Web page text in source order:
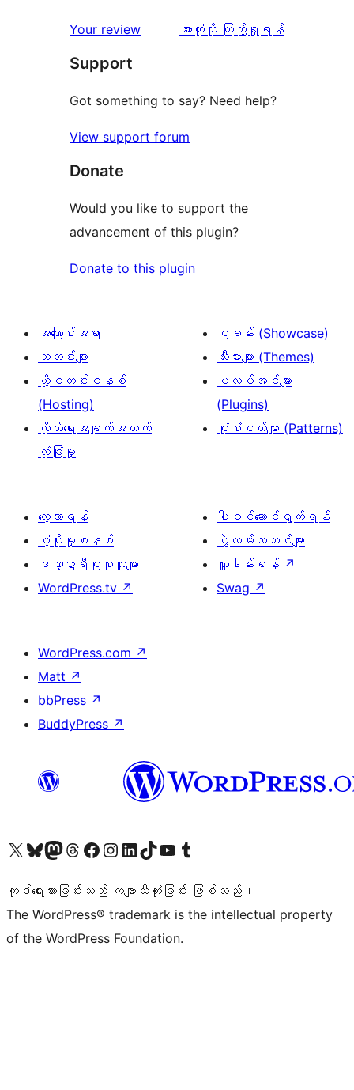
သုံးသပ်
0
စောင်
ပွင့်
သုံးသပ်
ချက်
စောင်
Your review
သုံးသပ်
အားလုံးကို ကြည့်ရှုရန်
Support
Got something to say? Need help?
View support forum
Donate
Would you like to support the
advancement of this plugin?
Donate to this plugin
အကြောင်းအရာ
သတင်းများ
ဟို့စတင်းစနစ်
(Hosting)
ကိုယ်ရေးအချက်အလက်
လုံခြုံမှု
ပြခန်း (Showcase)
သီးမားများ (Themes)
ပလပ်အင်များ
(Plugins)
ပုံစံငယ်များ (Patterns)
လေ့လာရန်
ပံ့ပိုးမှုစနစ်
ဒဏ္ဍာရီပြုစုသူများ
WordPress.tv ↗
ပါဝင်ဆောင်ရွက်ရန်
ပွဲလမ်းသဘင်များ
လှူဒါန်းရန် ↗
Swag ↗
WordPress.com ↗
Matt ↗
bbPress ↗
BuddyPress ↗
ကျွန်ုပ်တို့၏ X (ယခင် Twitter) အကောင့်သို့ သွားရောက်ကြည့်ရှုပါကျွန်ုပ်တို့၏ Bluesky အကောင့်သို့ ဝင်ရောက်ကြည့်ရှုရန်
ကျွန်ုပ်တို့၏ Mastodon အကောင့်သို့ သွားရောက်ကြည့်ရှုပါကျွန်ုပ်တို့၏ Threads အကောင့်သို့ ဝင်ရောက်ကြည့်ရှုရန်
ကျွန်ုပ်တို့၏ Facebook စာမျက်နှာသို့ သွားရောက်ကြည့်ရှုပါကျွန်ုပ်တို့၏ Instagram အကောင့်သို့ သွားရောက်ကြည့်ရှုပါ ကျွန်ုပ်တို့၏ LinkedIn အကောင့်သို့ သွားရောက်ကြည့်ရှုပါကျွန်ုပ်တို့၏ TikTok အကောင့်သို့ ဝင်ရောက်ကြည့်ရှုရန်
ကျွန်ုပ်တို့၏ YouTube ချန်နယ်သို့ သွားရောက်ကြည့်ရှုပါ ကျွန်ုပ်တို့၏ Tumblr အကောင့်သို့ ဝင်ရောက်ကြည့်ရှုရန်
ကုဒ်ရေးသားခြင်းသည် ကဗျာသီကုံးခြင်း ဖြစ်သည်။
The WordPress® trademark is the intellectual property
of the WordPress Foundation.